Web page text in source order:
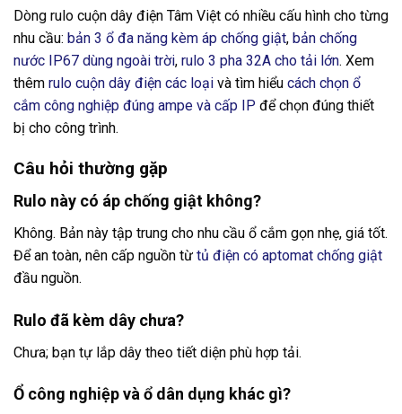
Dòng rulo cuộn dây điện Tâm Việt có nhiều cấu hình cho từng
nhu cầu: bản 3 ổ đa năng kèm áp chống giật, bản chống
nước IP67 dùng ngoài trời, rulo 3 pha 32A cho tải lớn. Xem
thêm rulo cuộn dây điện các loại và tìm hiểu cách chọn ổ
cắm công nghiệp đúng ampe và cấp IP để chọn đúng thiết
bị cho công trình.
Câu hỏi thường gặp
Rulo này có áp chống giật không?
Không. Bản này tập trung cho nhu cầu ổ cắm gọn nhẹ, giá tốt.
Để an toàn, nên cấp nguồn từ tủ điện có aptomat chống giật
đầu nguồn.
Rulo đã kèm dây chưa?
Chưa; bạn tự lắp dây theo tiết diện phù hợp tải.
Ổ công nghiệp và ổ dân dụng khác gì?